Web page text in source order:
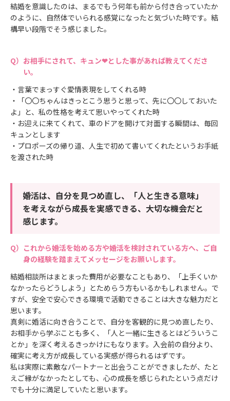
結婚を意識したのは、まるでもう何年も前から付き合っていたか
のように、自然体でいられる感覚になったと気づいた時です。結
構早い段階でそう感じました。
お相手にされて、キュン❤とした事があれば教えてくださ
い。
・言葉でまっすぐ愛情表現をしてくれる時
・「〇〇ちゃんはきっとこう思うと思って、先に〇〇しておいた
よ」と、私の性格を考えて思いやってくれた時
・お迎えに来てくれて、車のドアを開けて対面する瞬間は、毎回
キュンとします
・プロポーズの帰り道、人生で初めて書いてくれたというお手紙
を渡された時
婚活は、自分を見つめ直し、「人と生きる意味」
を考えながら成長を実感できる、大切な機会だと
感じます。
これから婚活を始める方や婚活を検討されている方へ、ご自
身の経験を踏まえてメッセージをお願いします。
結婚相談所はまとまった費用が必要なこともあり、「上手くいか
なかったらどうしよう」とためらう方もいるかもしれません。で
すが、安全で安心できる環境で活動できることは大きな魅力だと
思います。
真剣に婚活に向き合うことで、自分を客観的に見つめ直したり、
お相手から学ぶことも多く、「人と一緒に生きるとはどういうこ
とか」を深く考えるきっかけにもなります。入会前の自分より、
確実に考え方が成長している実感が得られるはずです。
私は実際に素敵なパートナーと出会うことができましたが、たと
えご縁がなかったとしても、心の成長を感じられたという点だけ
でも十分に満足していたと思います。